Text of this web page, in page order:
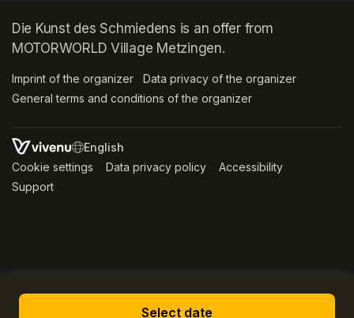
Select date
Die Kunst des Schmiedens is an offer from
MOTORWORLD Village Metzingen.
Imprint of the organizer (opens in a new tab)
Data privacy of the organizer
General terms and conditions of the organizer
SWITCH LANGUAGE
Cookie settings (opens in a new tab)
Data privacy policy (opens in a new tab)
Accessibility
Support